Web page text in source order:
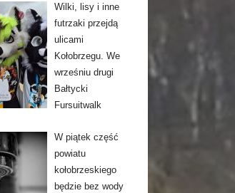
Wilki, lisy i inne
futrzaki przejdą
ulicami
Kołobrzegu. We
wrześniu drugi
Bałtycki
Fursuitwalk
W piątek część
powiatu
kołobrzeskiego
będzie bez wody